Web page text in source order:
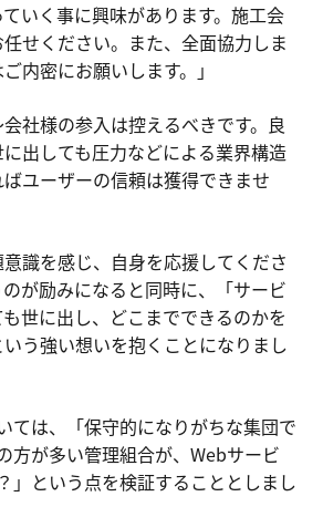
ていく事に興味があります。施工会
せください。また、全面協力しま
内密にお願いします。」
会社様の参入は控えるべきです。良
出しても圧力などによる業界構造
ユーザーの信頼は獲得できませ
識を感じ、自身を応援してくださ
が励みになると同時に、「サービ
世に出し、どこまでできるのかを
う強い想いを抱くことになりまし
ては、「保守的になりがちな集団で
方が多い管理組合が、Webサービ
」という点を検証することとしまし